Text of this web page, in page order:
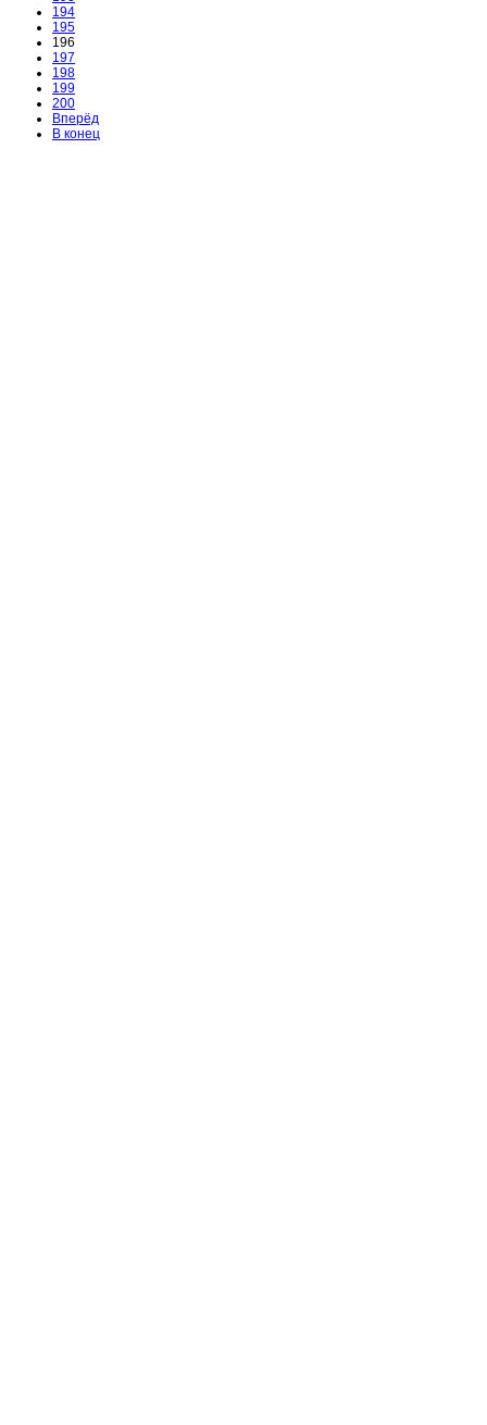
194
195
196
197
198
199
200
Вперёд
В конец